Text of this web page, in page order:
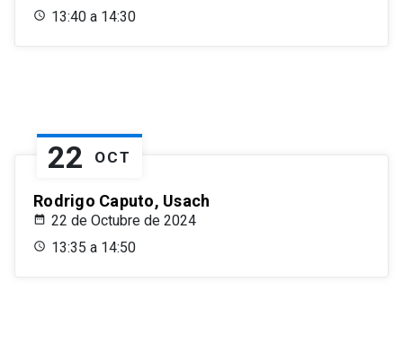
13:40 a 14:30
22 OCT
Rodrigo Caputo, Usach
22 de Octubre de 2024
13:35 a 14:50